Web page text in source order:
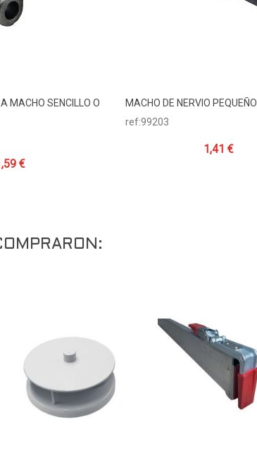
MACHO SENCILLO O
€
Añadir Al Carrito
MACHO DE NERVIO PEQUEÑO
ref:99203
1,41 €